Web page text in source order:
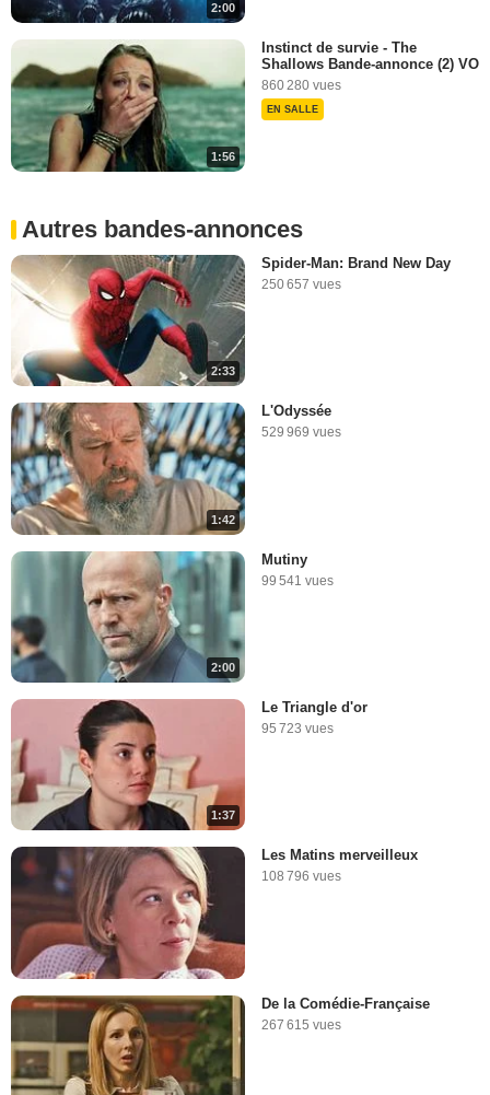
2:00
1:56
Instinct de survie - The
Shallows Bande-annonce (2) VO
860 280 vues
EN SALLE
Autres bandes-annonces
2:33
Spider-Man: Brand New Day
250 657 vues
1:42
L'Odyssée
529 969 vues
2:00
Mutiny
99 541 vues
1:37
Le Triangle d'or
95 723 vues
Les Matins merveilleux
108 796 vues
De la Comédie-Française
267 615 vues